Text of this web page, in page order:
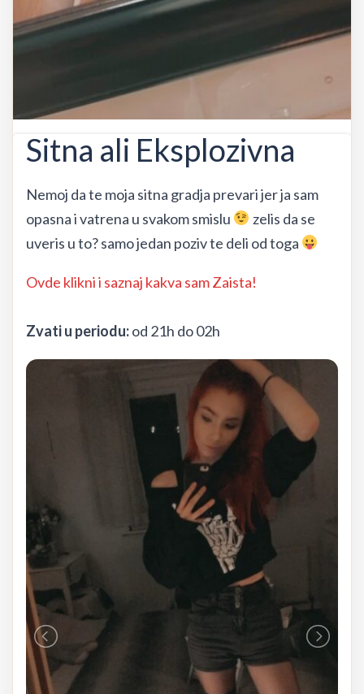
Sitna ali Eksplozivna
Nemoj da te moja sitna gradja prevari jer ja sam
opasna i vatrena u svakom smislu
zelis da se
uveris u to? samo jedan poziv te deli od toga
Ovde klikni i saznaj kakva sam Zaista!
Zvati u periodu:od 21h do 02h